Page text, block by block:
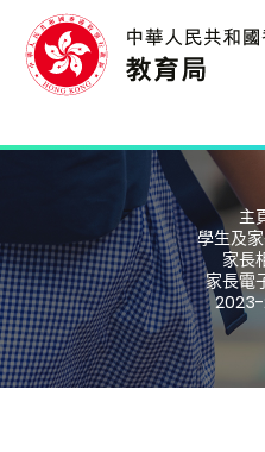
主
學生及
家長
家長電